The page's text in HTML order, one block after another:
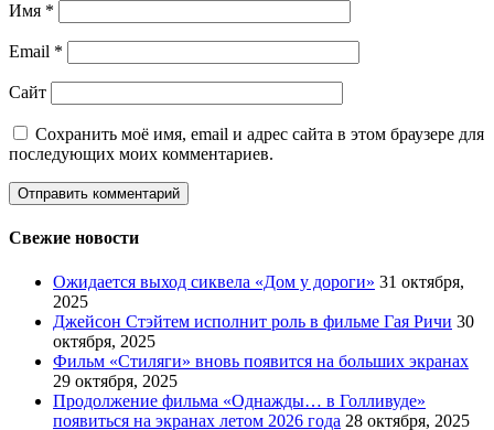
Имя *
Email *
Сайт
Сохранить моё имя, email и адрес сайта в этом браузере для
последующих моих комментариев.
Свежие новости
Ожидается выход сиквела «Дом у дороги» 31 октября,
2025
Джейсон Стэйтем исполнит роль в фильме Гая Ричи 30
октября, 2025
Фильм «Стиляги» вновь появится на больших экранах
29 октября, 2025
Продолжение фильма «Однажды… в Голливуде»
появиться на экранах летом 2026 года 28 октября, 2025